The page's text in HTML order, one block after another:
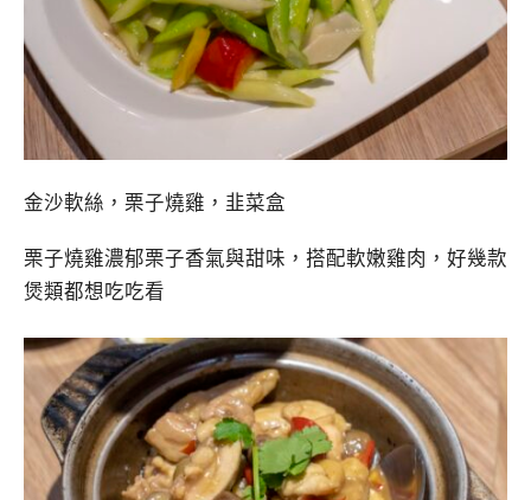
金沙軟絲，栗子燒雞，韭菜盒
栗子燒雞濃郁栗子香氣與甜味，搭配軟嫩雞肉，好幾款
煲類都想吃吃看